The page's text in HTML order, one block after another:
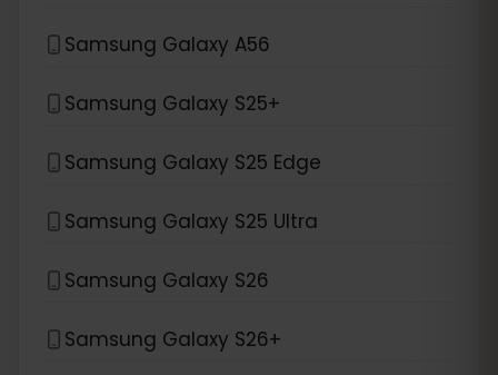
Samsung Galaxy A56
Samsung Galaxy S25+
Samsung Galaxy S25 Edge
Samsung Galaxy S25 Ultra
Samsung Galaxy S26
Samsung Galaxy S26+